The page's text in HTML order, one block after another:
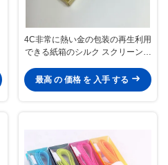
4C非常に熱い金の包装の再生利用
できる紙箱のシルク スクリーン印
最高 の 価格 を 入手 する